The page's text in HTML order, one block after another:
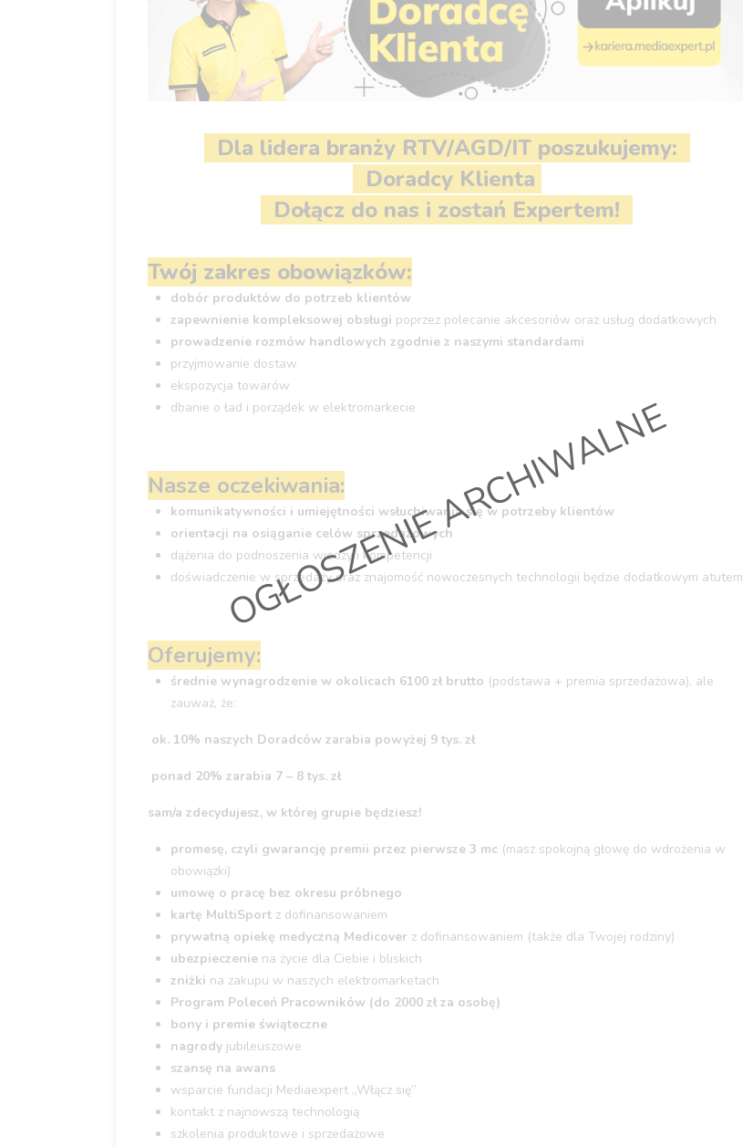
OGŁOSZENIE ARCHIWALNE
Dla lidera branży RTV/AGD/IT poszukujemy:
Doradcy Klienta
Dołącz do nas i zostań Expertem!
Twój zakres obowiązków:
dobór produktów do potrzeb klientów
zapewnienie kompleksowej obsługi poprzez polecanie akcesoriów oraz usług dodatkowych
prowadzenie rozmów handlowych zgodnie z naszymi standardami
przyjmowanie dostaw
ekspozycja towarów
dbanie o ład i porządek w elektromarkecie
Nasze oczekiwania:
komunikatywności i umiejętności wsłuchiwania się w potrzeby klientów
orientacji na osiąganie celów sprzedażowych
dążenia do podnoszenia wiedzy i kompetencji
doświadczenie w sprzedaży oraz znajomość nowoczesnych technologii będzie dodatkowym atutem
Oferujemy:
średnie wynagrodzenie w okolicach 6100 zł brutto (podstawa + premia sprzedażowa), ale
zauważ, że:
ok. 10% naszych Doradców zarabia powyżej 9 tys. zł
ponad 20% zarabia 7 – 8 tys. zł
sam/a zdecydujesz, w której grupie będziesz!
promesę, czyli gwarancję premii przez pierwsze 3 mc (masz spokojną głowę do wdrożenia w
obowiązki)
umowę o pracę bez okresu próbnego
kartę MultiSport z dofinansowaniem
prywatną opiekę medyczną Medicover z dofinansowaniem (także dla Twojej rodziny)
ubezpieczenie na życie dla Ciebie i bliskich
zniżki na zakupu w naszych elektromarketach
Program Poleceń Pracowników (do 2000 zł za osobę)
bony i premie świąteczne
nagrody jubileuszowe
szansę na awans
wsparcie fundacji Mediaexpert „Włącz się”
kontakt z najnowszą technologią
szkolenia produktowe i sprzedażowe